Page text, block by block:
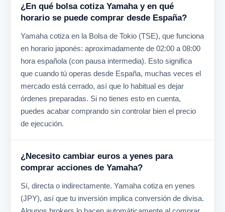
¿En qué bolsa cotiza Yamaha y en qué
horario se puede comprar desde España?
Yamaha cotiza en la Bolsa de Tokio (TSE), que funciona
en horario japonés: aproximadamente de 02:00 a 08:00
hora española (con pausa intermedia). Esto significa
que cuando tú operas desde España, muchas veces el
mercado está cerrado, así que lo habitual es dejar
órdenes preparadas. Si no tienes esto en cuenta,
puedes acabar comprando sin controlar bien el precio
de ejecución.
¿Necesito cambiar euros a yenes para
comprar acciones de Yamaha?
Sí, directa o indirectamente. Yamaha cotiza en yenes
(JPY), así que tu inversión implica conversión de divisa.